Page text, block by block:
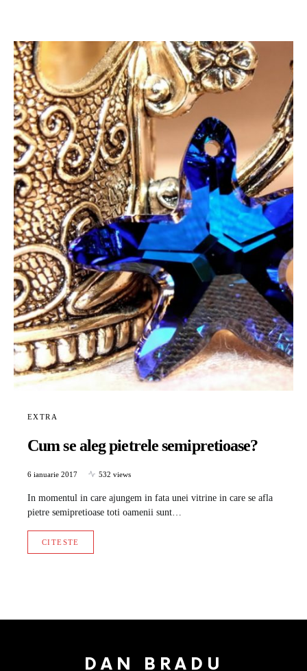
EXTRA
Cum se aleg pietrele semipretioase?
6 ianuarie 2017 532 views
In momentul in care ajungem in fata unei vitrine in care se afla
pietre semipretioase toti oamenii sunt…
CITESTE
DAN BRADU